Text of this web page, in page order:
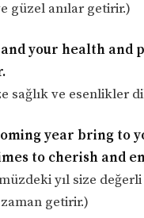
güzel anılar getirir.)
your health and
sağlık ve esenlikler
year bring to
to cherish and
yıl size
getirir.)